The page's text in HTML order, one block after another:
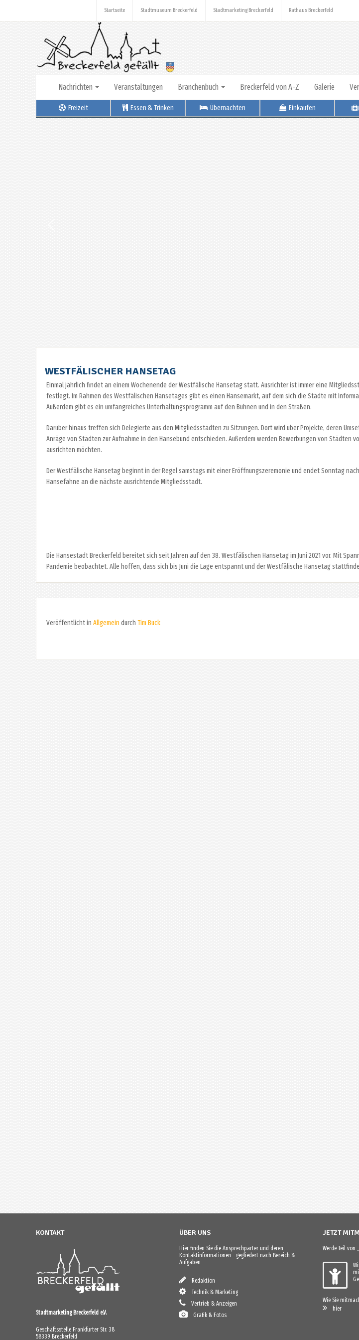
Startseite Stadtmuseum Breckerfeld Stadtmarketing Breckerfeld Rathaus Breckerfeld
Nachrichten Veranstaltungen Branchenbuch Breckerfeld von A-Z Galerie
Freizeit Essen & Trinken Übernachten Einkaufen
WESTFÄLISCHER HANSETAG
Einmal jährlich findet an einem Wochenende der Westfälische Hansetag statt. Ausrichter ist immer eine
festlegt. Im Rahmen des Westfälischen Hansetages gibt es einen Hansemarkt, auf dem sich die Städte mit
Außerdem gibt es ein umfangreiches Unterhaltungsprogramm auf den Bühnen und in den Straßen.
Darüber hinaus treffen sich Delegierte aus den Mitgliedsstädten zu Sitzungen. Dort wird über Projekte, deren
Anräge von Städten zur Aufnahme in den Hansebund entschieden. Außerdem werden Bewerbungen von Städten
ausrichten möchten.
Der Westfälische Hansetag beginnt in der Regel samstags mit einer Eröffnungszeremonie und endet Sonntag
Hansefahne an die nächste ausrichtende Mitgliedsstadt.
Die Hansestadt Breckerfeld bereitet sich seit Jahren auf den 38. Westfälischen Hansetag im Juni 2021 vor. Mit
Pandemie beobachtet. Alle hoffen, dass sich bis Juni die Lage entspannt und der Westfälische Hansetag
Veröffentlicht in Allgemein durch Tim Buck
KONTAKT
Stadtmarketing Breckerfeld e.V.
Geschäftsstelle Frankfurter Str. 38
58339 Breckerfeld
ÜBER UNS
Hier finden Sie die Ansprechparter und deren
Kontaktinformationen - gegliedert nach Bereich &
Aufgaben
Redaktion
Technik & Marketing
Vertrieb & Anzeigen
Grafik & Fotos
JETZT
Werde Teil von
Wie Sie
hier